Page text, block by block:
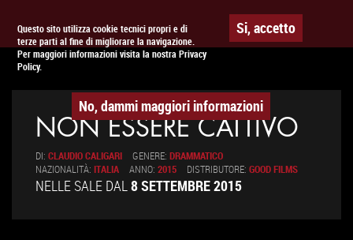
Questo sito utilizza cookie tecnici propri e di
terze parti al fine di migliorare la navigazione.
Per maggiori informazioni visita la nostra Privacy
Policy.
Si, accetto
No, dammi maggiori informazioni
APPUNTAMENTO AL CINEMA
NON ESSERE CATTIVO
DI: CLAUDIO CALIGARI GENERE: DRAMMATICO
NAZIONALITÀ: ITALIA ANNO: 2015 DISTRIBUTORE: GOOD FILMS
NELLE SALE DAL8 SETTEMBRE 2015